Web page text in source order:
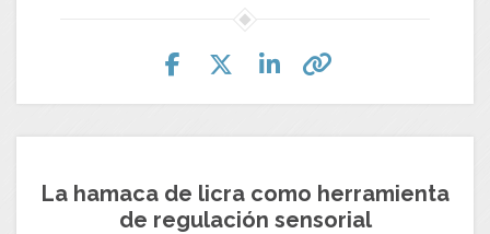
La hamaca de licra como herramienta
de regulación sensorial